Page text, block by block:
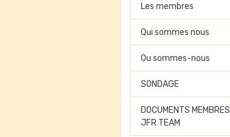
Les membres
Qui sommes nous
Ou sommes-nous
SONDAGE
DOCUMENTS MEMBRES
JFR TEAM